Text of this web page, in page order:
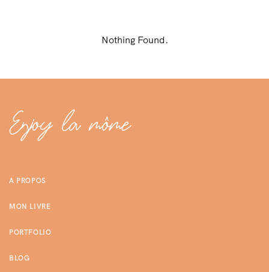
Nothing Found.
A PROPOS
MON LIVRE
PORTFOLIO
BLOG